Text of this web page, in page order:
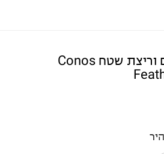
נעלי טיולים וריצת שטח Conos